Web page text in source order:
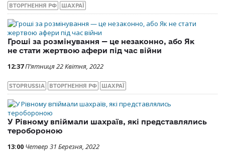
ВТОРГНЕННЯ РФ ШАХРАЇ
Гроші за розмінування — це незаконно, або Як
не стати жертвою афери під час війни
12:37П’ятниця 22 Квітня, 2022
STOPRUSSIA ВТОРГНЕННЯ РФ ШАХРАЇ
У Рівному впіймали шахраїв, які представлялись
теробороною
13:00 Четвер 31 Березня, 2022